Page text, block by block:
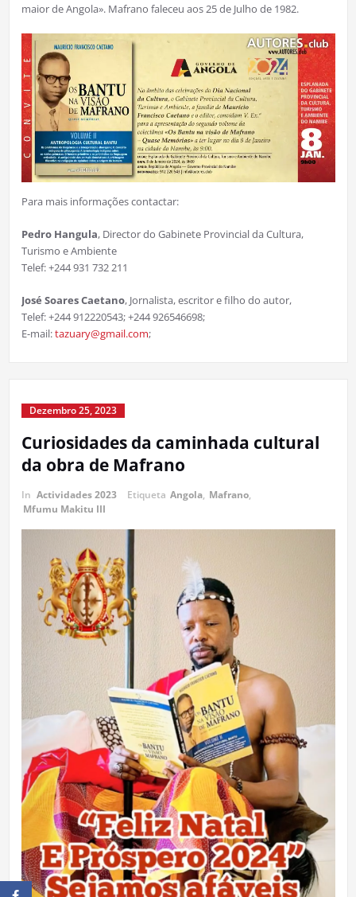
maior de Angola». Mafrano faleceu aos 25 de Julho de 1982.
Para mais informações contactar:
Pedro Hangula, Director do Gabinete Provincial da Cultura,
Turismo e Ambiente
Telef: +244 931 732 211
José Soares Caetano, Jornalista, escritor e filho do autor,
Telef: +244 912220543; +244 926546698;
E-mail:tazuary@gmail.com;
Dezembro 25, 2023
Curiosidades da caminhada cultural
da obra de Mafrano
In Actividades 2023 Etiqueta Angola, Mafrano,
Mfumu Makitu III